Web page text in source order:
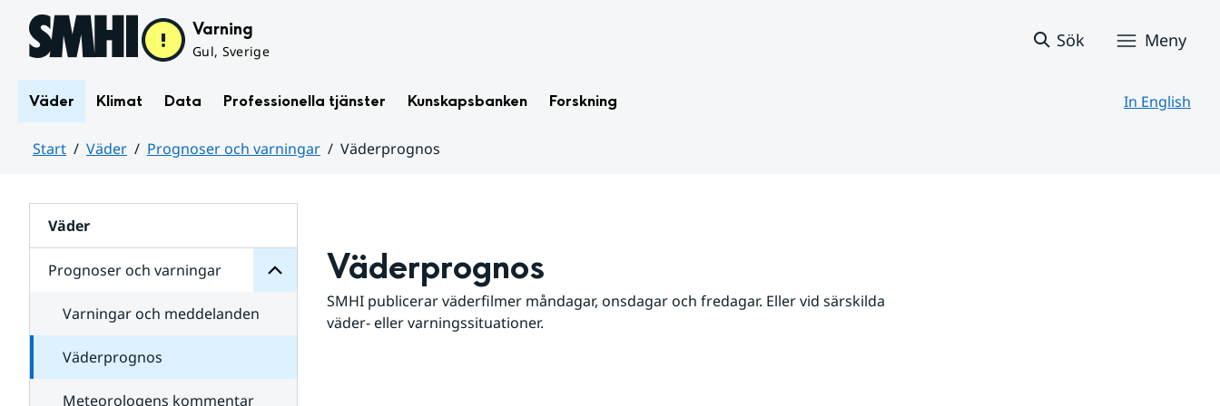
Hoppa till sidans innehåll Varning
Gul, Sverige
Sök Meny
Väder Klimat Data Professionella tjänster Kunskapsbanken Forskning In English
Start Väder Prognoser och varningar
Väderprognos
Väder
Prognoser och varningar
för
varningar
Varningar och meddelanden
Väderprognos
Meteorologens kommentar
Väderprognos
SMHI publicerar väderfilmer måndagar, onsdagar och fredagar. Eller vid särskilda
väder- eller varningssituationer.